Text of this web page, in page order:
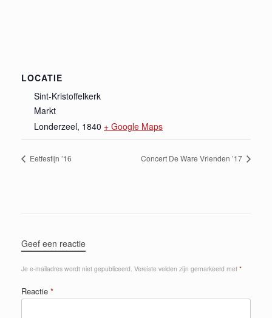
LOCATIE
Sint-Kristoffelkerk
Markt
Londerzeel, 1840 + Google Maps
Eetfestijn ’16 Concert De Ware Vrienden ’17
Geef een reactie
Je e-mailadres wordt niet gepubliceerd. Vereiste velden zijn gemarkeerd met *
Reactie *